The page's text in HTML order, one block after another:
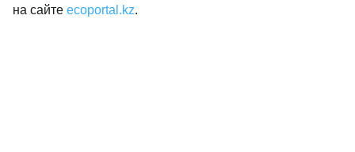
на сайте ecoportal.kz.